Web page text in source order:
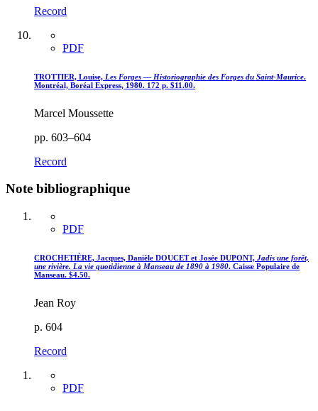
Record
PDF
TROTTIER, Louise, Les Forges — Historiographie des Forges du Saint-Maurice.
Montréal, Boréal Express, 1980. 172 p. $11.00.
Marcel Moussette
pp. 603–604
Record
Note bibliographique
PDF
CROCHETIÈRE, Jacques, Danièle DOUCET et Josée DUPONT, Jadis une forêt,
une rivière. La vie quotidienne à Manseau de 1890 à 1980. Caisse Populaire de
Manseau. $4.50.
Jean Roy
p. 604
Record
PDF